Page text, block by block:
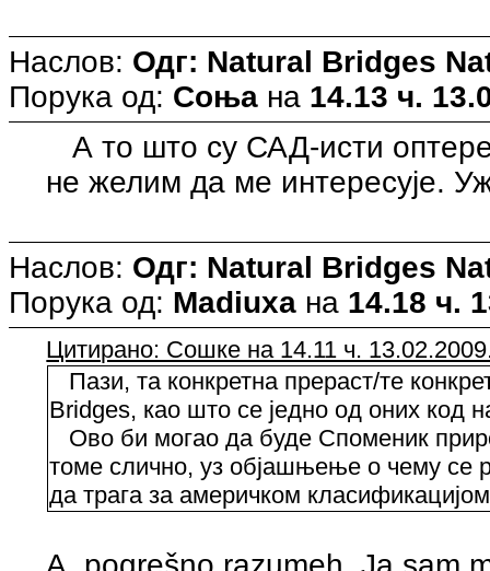
Наслов: Одг: Natural Bridges
Порука од: Соња на 14.13 ч.
А то што су САД-исти
не желим да ме интересује.
Наслов: Одг: Natural Bridges
Порука од: Madiuxa на 14.18 ч.
Цитирано: Сошке на 14.11 ч.
Пази, та конкретна прераст/те
Bridges, као што се једно од оних код
Ово би могао да буде Споменик
томе слично, уз објашњење о чему се
да трага за америчком